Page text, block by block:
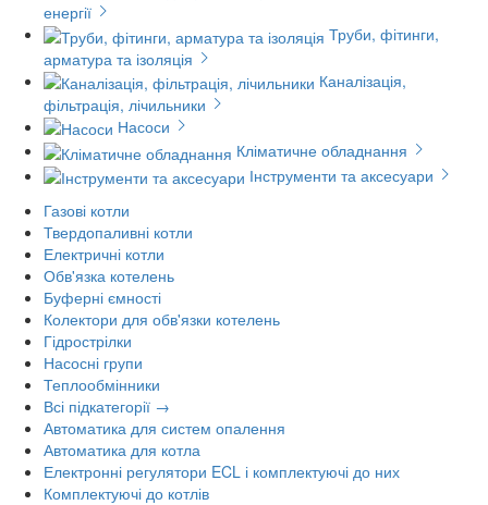
енергії
Труби, фітинги,
арматура та ізоляція
Каналізація,
фільтрація, лічильники
Насоси
Кліматичне обладнання
Інструменти та аксесуари
Газові котли
Твердопаливні котли
Електричні котли
Обв'язка котелень
Буферні ємності
Колектори для обв'язки котелень
Гідрострілки
Насосні групи
Теплообмінники
Всі підкатегорії →
Автоматика для систем опалення
Автоматика для котла
Електронні регулятори ECL і комплектуючі до них
Комплектуючі до котлів